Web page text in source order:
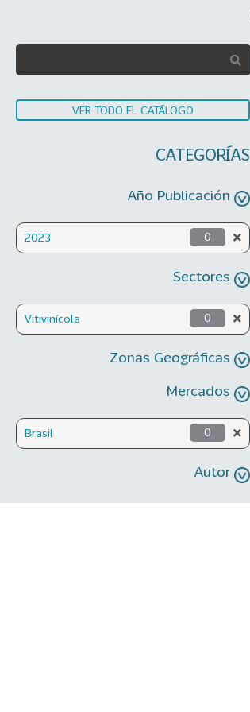
VER TODO EL CATÁLOGO
CATEGORÍAS
Año Publicación
2023 0
Sectores
Vitivinícola 0
Zonas Geográficas
Mercados
Brasil 0
Autor